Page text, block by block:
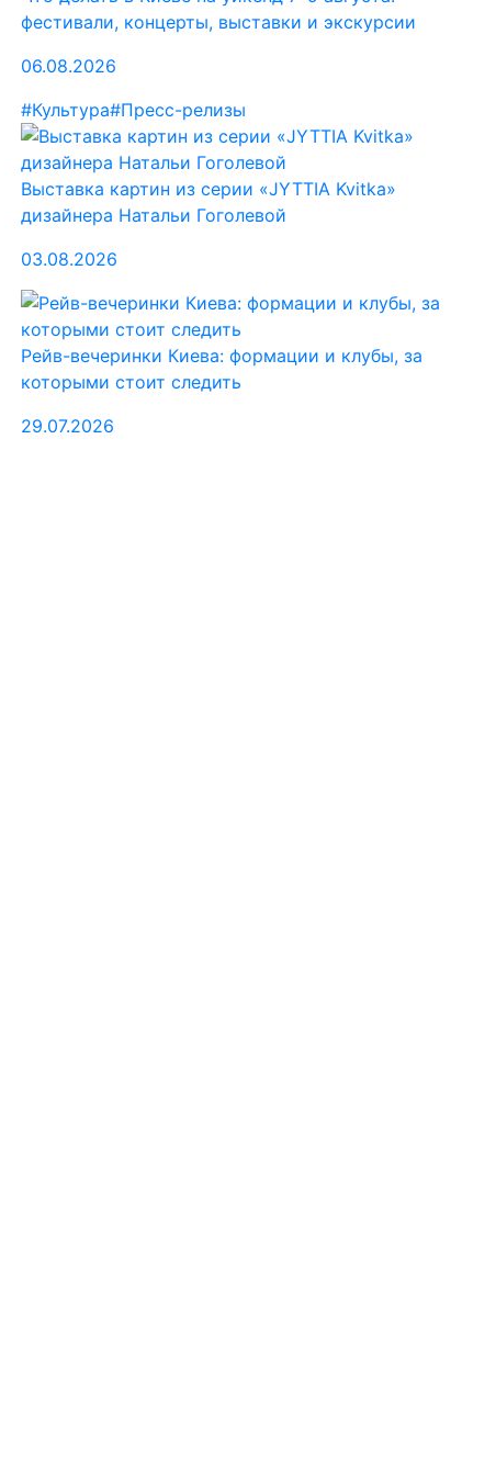
фестивали, концерты, выставки и экскурсии
06.08.2026
#Культура#Пресс-релизы
Выставка картин из серии «JYTTIA Kvitka»
дизайнера Натальи Гоголевой
03.08.2026
Рейв-вечеринки Киева: формации и клубы, за
которыми стоит следить
29.07.2026